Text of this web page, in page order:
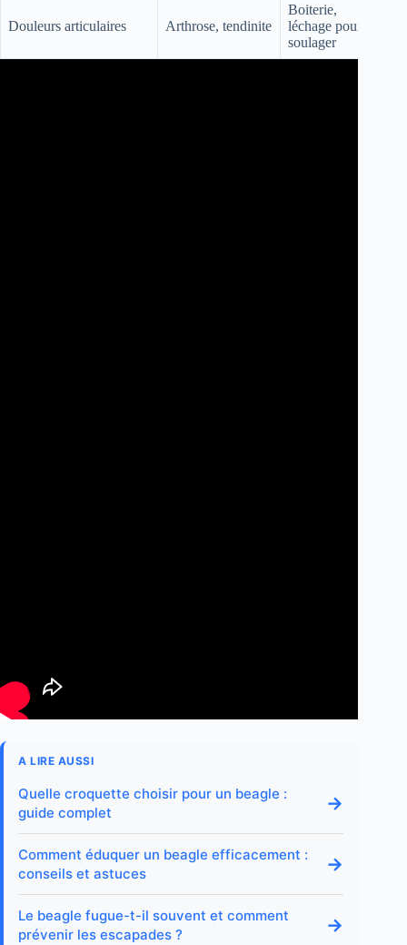
Douleurs articulaires Arthrose, tendinite
Boiterie,
léchage pour
soulager
A LIRE AUSSI
Quelle croquette choisir pour un beagle :
guide complet
→
Comment éduquer un beagle efficacement :
conseils et astuces
→
Le beagle fugue-t-il souvent et comment
prévenir les escapades ?
→